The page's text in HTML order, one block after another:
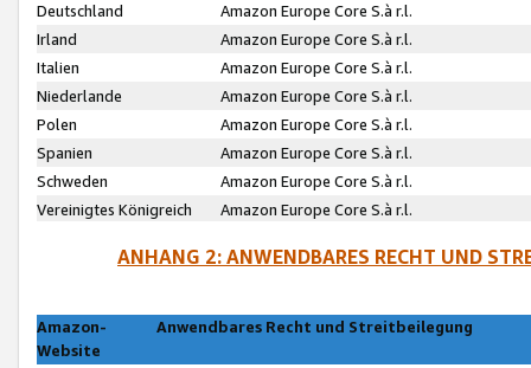
Deutschland
Amazon Europe Core S.à r.l.
Irland
Amazon Europe Core S.à r.l.
Italien
Amazon Europe Core S.à r.l.
Niederlande
Amazon Europe Core S.à r.l.
Polen
Amazon Europe Core S.à r.l.
Spanien
Amazon Europe Core S.à r.l.
Schweden
Amazon Europe Core S.à r.l.
Vereinigtes Königreich
Amazon Europe Core S.à r.l.
ANHANG 2: ANWENDBARES RECHT UND
Amazon-
Website
Anwendbares Recht und Streitbeilegung